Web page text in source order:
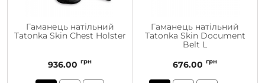
Гаманець натільний
Tatonka Skin Chest Holster
936.00 грн
Гаманець натільний
Tatonka Skin Document
Belt L
676.00 грн